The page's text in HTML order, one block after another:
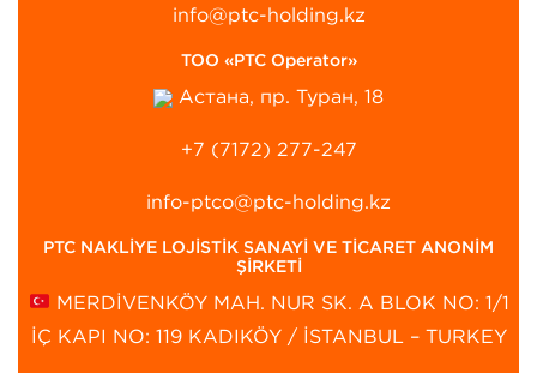
info@ptc-holding.kz
ТОО «PTC Operator»
Астана, пр. Туран, 18
+7 (7172) 277-247
info-ptco@ptc-holding.kz
PTC NAKLİYE LOJİSTİK SANAYİ VE TİCARET ANONİM
ŞİRKETİ
MERDİVENKÖY MAH. NUR SK. A BLOK NO: 1/1
İÇ KAPI NO: 119 KADIKÖY / İSTANBUL – TURKEY